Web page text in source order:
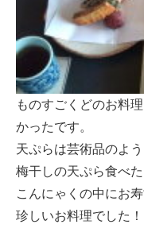
ものすごくどのお料
かったです。
天ぷらは芸術品のよう
梅干しの天ぷら食べ
こんにゃくの中にお
珍しいお料理でした！